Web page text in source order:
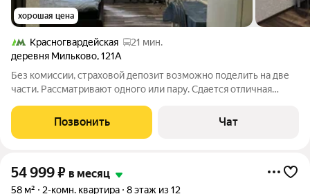
хорошая цена
Красногвардейская
21 мин.
деревня Мильково,121А
Без комиссии, страховой депозит возможно поделить на две
части. Рассматривают одного или пару. Сдается отличная
необходимая мебель и техника для комфортного проживания.
Санузел совмещенный с
Позвонить Чат
54 999₽ в месяц
58 м² 2-комн. квартира 8 этаж из 12